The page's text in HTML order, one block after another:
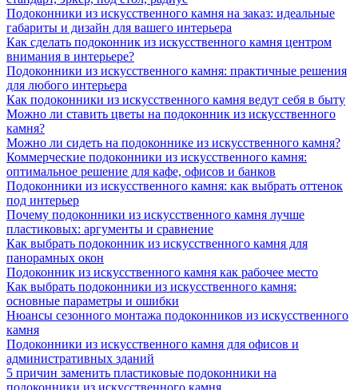
Подоконники из искусственного камня на заказ: идеальные
габариты и дизайн для вашего интерьера
Как сделать подоконник из искусственного камня центром
внимания в интерьере?
Подоконники из искусственного камня: практичные решения
для любого интерьера
Как подоконники из искусственного камня ведут себя в быту
Можно ли ставить цветы на подоконник из искусственного
камня?
Можно ли сидеть на подоконнике из искусственного камня?
Коммерческие подоконники из искусственного камня:
оптимальное решение для кафе, офисов и банков
Подоконники из искусственного камня: как выбрать оттенок
под интерьер
Почему подоконники из искусственного камня лучше
пластиковых: аргументы и сравнение
Как выбрать подоконник из искусственного камня для
панорамных окон
Подоконник из искусственного камня как рабочее место
Как выбрать подоконники из искусственного камня:
основные параметры и ошибки
Нюансы сезонного монтажа подоконников из искусственного
камня
Подоконники из искусственного камня для офисов и
административных зданий
5 причин заменить пластиковые подоконники на
подоконники из искусственного камня